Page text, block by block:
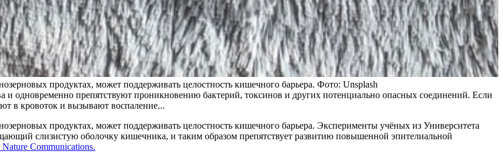
продуктах, может поддерживать целостность кишечного барьера. Фото: Unsplash
одновременно препятствуют проникновению бактерий, токсинов и других потенциально опасных соединений. Если
в кровоток и вызывают воспаление...
продуктах, может поддерживать целостность кишечного барьера. Эксперименты учёных из Университета
слизистую оболочку кишечника, и таким образом препятствует развитию повышенной эпителиальной
Communications.